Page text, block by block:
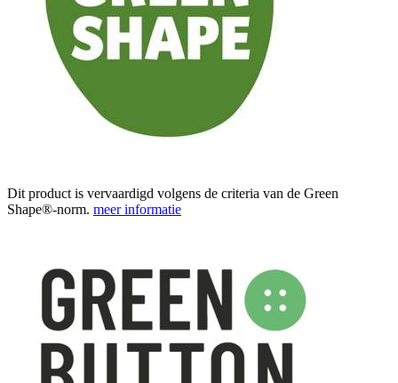
Dit product is vervaardigd volgens de criteria van de Green
Shape®-norm. meer informatie